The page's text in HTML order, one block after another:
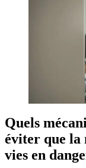
Quels
éviter que la
vies en